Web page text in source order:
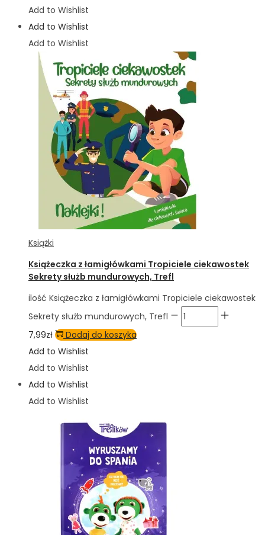
Add to Wishlist
Add to Wishlist
Add to Wishlist
Książki
Książeczka z łamigłówkami Tropiciele ciekawostek
Sekrety służb mundurowych, Trefl
ilość Książeczka z łamigłówkami Tropiciele ciekawostek
Sekrety służb mundurowych, Trefl
7,99zł
Dodaj do koszyka
Add to Wishlist
Add to Wishlist
Add to Wishlist
Add to Wishlist